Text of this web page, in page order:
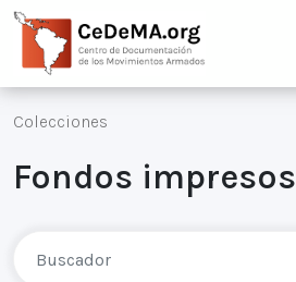
Colecciones
Fondos impresos